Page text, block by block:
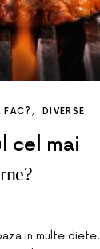
FAC? DIVERSE
cel mai
in multe diete.